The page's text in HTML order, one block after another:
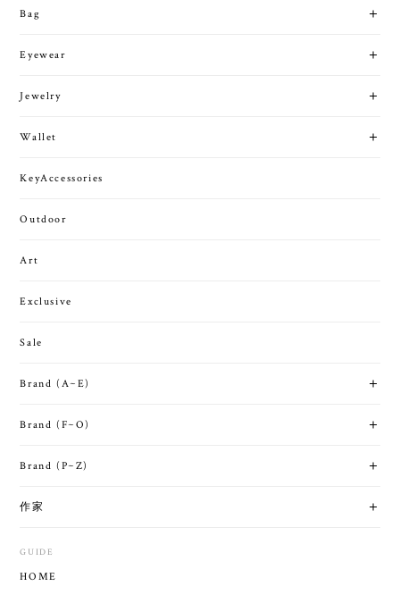
Bag
Eyewear
Jewelry
Wallet
KeyAccessories
Outdoor
Art
Exclusive
Sale
Brand (A~E)
Brand (F~O)
Brand (P~Z)
作家
GUIDE
HOME